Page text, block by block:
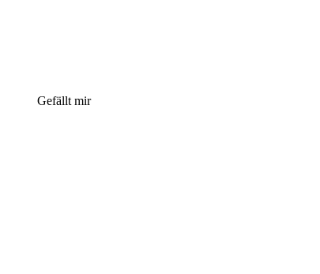
Gefällt mir